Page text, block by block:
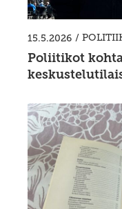
15.5.2026 /
Poliitikot